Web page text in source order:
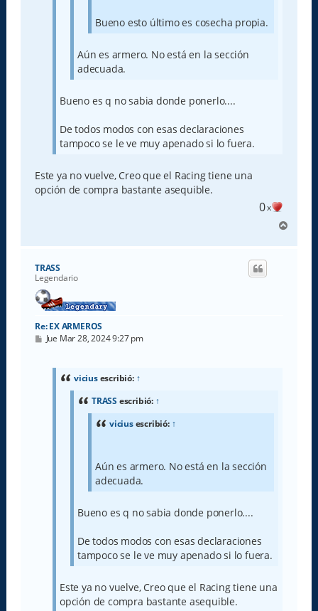
Bueno esto último es cosecha propia.
Aún es armero. No está en la sección
adecuada.
Bueno es q no sabia donde ponerlo....
De todos modos con esas declaraciones
tampoco se le ve muy apenado si lo fuera.
Este ya no vuelve, Creo que el Racing tiene una
opción de compra bastante asequible.
0x
r
TRASS
Legendario
Re: EX ARMEROS
M
Jue Mar 28, 2024 9:27 pm
viciusescribió: ↑
TRASS escribió: ↑
viciusescribió: ↑
Aún es armero. No está en la sección
adecuada.
Bueno es q no sabia donde ponerlo....
De todos modos con esas declaraciones
tampoco se le ve muy apenado si lo fuera.
Este ya no vuelve, Creo que el Racing tiene una
opción de compra bastante asequible.